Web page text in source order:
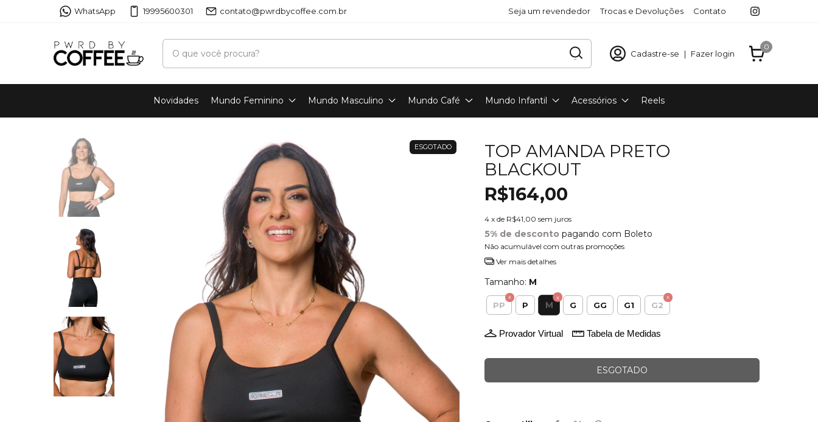
WhatsApp 19995600301 contato@pwrdbycoffee.com.br Seja um revendedor Trocas e Devoluções Contato
Cadastre-se | Fazer login
0
Novidades Mundo Feminino Mundo Masculino Mundo Café Mundo Infantil Acessórios Reels
ESGOTADO
TOP AMANDA PRETO
BLACKOUT
R$164,00
4 x de R$41,00 sem juros
5% de desconto pagando com Boleto
Não acumulável com outras promoções
Ver mais detalhes
Tamanho: M
PP P M G GG G1 G2
Provador Virtual Tabela de Medidas